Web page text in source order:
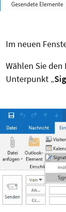
Im neuen
Wählen Sie den
Unterpunkt „